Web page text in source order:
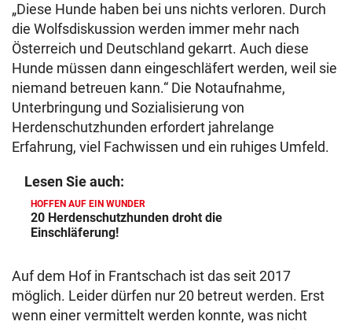
„Diese Hunde haben bei uns nichts verloren. Durch
die Wolfsdiskussion werden immer mehr nach
Österreich und Deutschland gekarrt. Auch diese
Hunde müssen dann eingeschläfert werden, weil sie
niemand betreuen kann.“ Die Notaufnahme,
Unterbringung und Sozialisierung von
Herdenschutzhunden erfordert jahrelange
Erfahrung, viel Fachwissen und ein ruhiges Umfeld.
Lesen Sie auch:
HOFFEN AUF EIN WUNDER
20 Herdenschutzhunden droht die
Einschläferung!
Auf dem Hof in Frantschach ist das seit 2017
möglich. Leider dürfen nur 20 betreut werden. Erst
wenn einer vermittelt werden konnte, was nicht